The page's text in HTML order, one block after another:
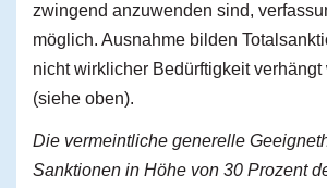
zwingend anzuwenden sind,
möglich. Ausnahme bilden
nicht wirklicher Bedürftigkeit verhängt
(siehe oben).
Die vermeintliche generelle
Sanktionen in Höhe von 30 Prozent